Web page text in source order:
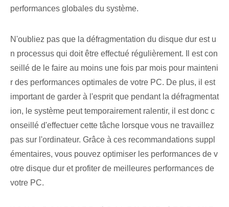
performances globales du système.
N'oubliez pas que la défragmentation du disque dur est u
n processus qui doit être effectué régulièrement. Il est con
seillé de le faire au moins une fois par mois pour mainteni
r des performances optimales de votre PC. De plus, il est
important de garder à l'esprit que pendant la défragmentat
ion, le système peut temporairement ralentir, il est donc c
onseillé d'effectuer cette tâche lorsque vous ne travaillez
pas sur l'ordinateur. Grâce à ces recommandations suppl
émentaires, vous pouvez optimiser les performances de v
otre disque dur et profiter de meilleures performances de
votre PC.